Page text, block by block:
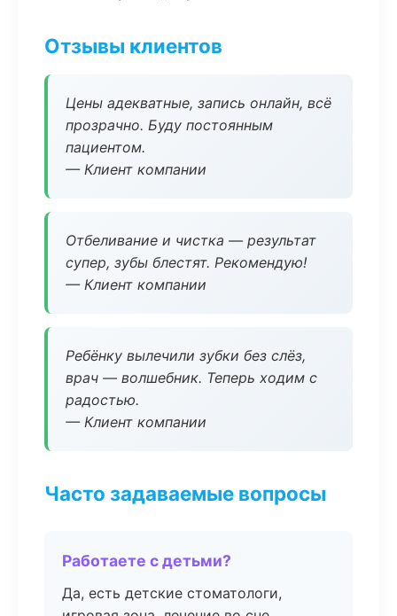
Отзывы клиентов
Цены адекватные, запись онлайн, всё
прозрачно. Буду постоянным
пациентом.
— Клиент компании
Отбеливание и чистка — результат
супер, зубы блестят. Рекомендую!
— Клиент компании
Ребёнку вылечили зубки без слёз,
врач — волшебник. Теперь ходим с
радостью.
— Клиент компании
Часто задаваемые вопросы
Работаете с детьми?
Да, есть детские стоматологи,